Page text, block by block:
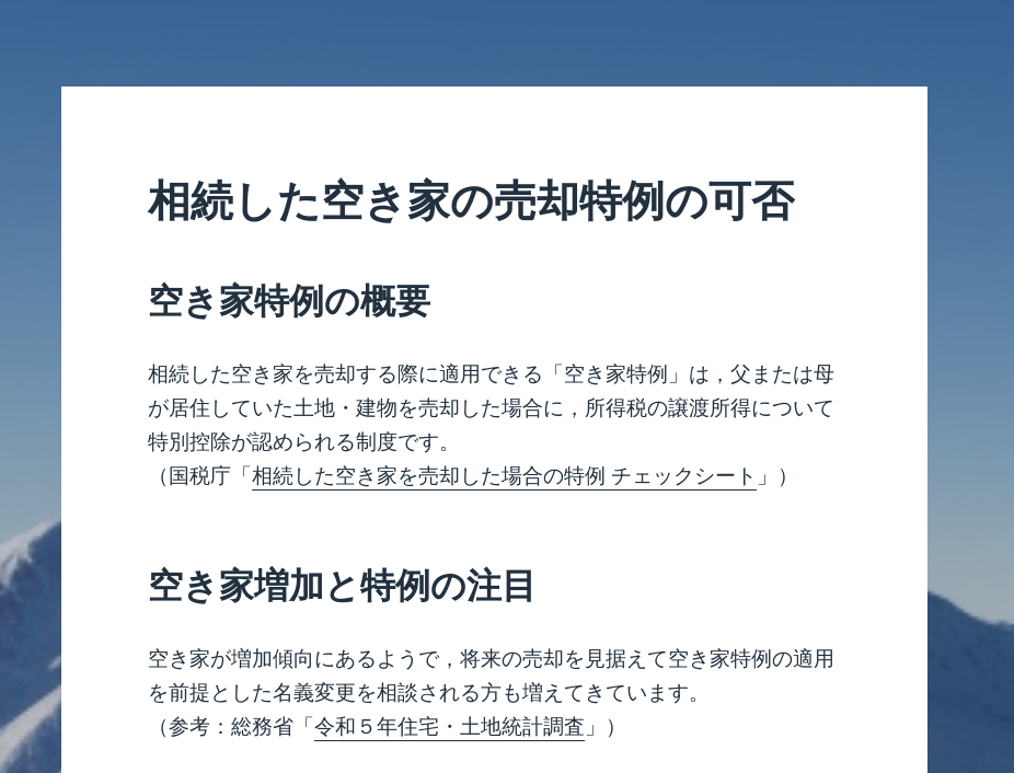
相続した空き家の売却特例の可否
空き家特例の概要
相続した空き家を売却する際に適用できる「空き家特例」は，父または母
が居住していた土地・建物を売却した場合に，所得税の譲渡所得について
特別控除が認められる制度です。
（国税庁「相続した空き家を売却した場合の特例 チェックシート 」）
空き家増加と特例の注目
空き家が増加傾向にあるようで，将来の売却を見据えて空き家特例の適用
を前提とした名義変更を相談される方も増えてきています。
（参考：総務省「令和５年住宅・土地統計調査 」）